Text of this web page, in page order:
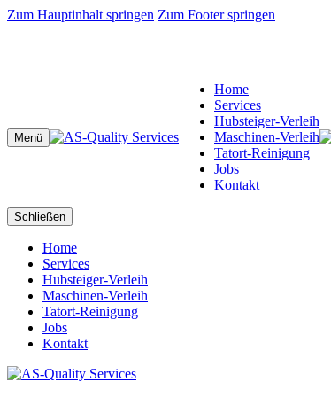
Zum Hauptinhalt springen Zum Footer springen
Menü
Home
Services
Hubsteiger-Verleih
Maschinen-Verleih
Tatort-Reinigung
Jobs
Kontakt
Schließen
Home
Services
Hubsteiger-Verleih
Maschinen-Verleih
Tatort-Reinigung
Jobs
Kontakt